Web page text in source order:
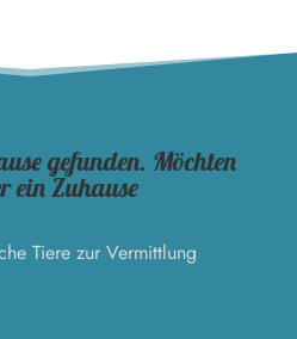
gefunden. Möchten
ein Zuhause
Tiere zur Vermittlung